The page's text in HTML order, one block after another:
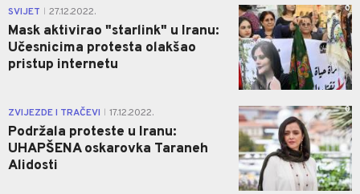
SVIJET 27.12.2022.
Mask aktivirao "starlink" u Iranu:
Učesnicima protesta olakšao
pristup internetu
0
ZVIJEZDE I TRAČEVI 17.12.2022.
Podržala proteste u Iranu:
UHAPŠENA oskarovka Taraneh
Alidosti
0